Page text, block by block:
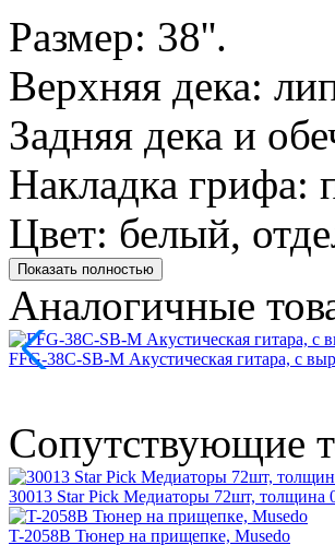
Размер: 38''.
Верхняя дека:
Задняя дека и
Накладка грифа:
Цвет: белый,
Показать полностью
Аналогичные
FFG-38C-SB-M Акустическая гитара, с
Сопутствующие
30013 Star Pick Медиаторы 72шт, толщина
T-2058B Тюнер на прищепке, Musedo